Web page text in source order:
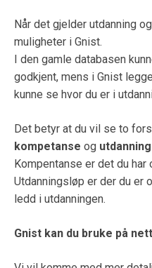
Når det gjelder utdanning
muligheter i Gnist.
I den gamle databasen
godkjent, mens i Gnist
kunne se hvor du er i
Det betyr at du vil se to
kompetanse og
Kompentanse er det du har
Utdanningsløp er der du er
ledd i utdanningen.
Gnist kan du bruke på